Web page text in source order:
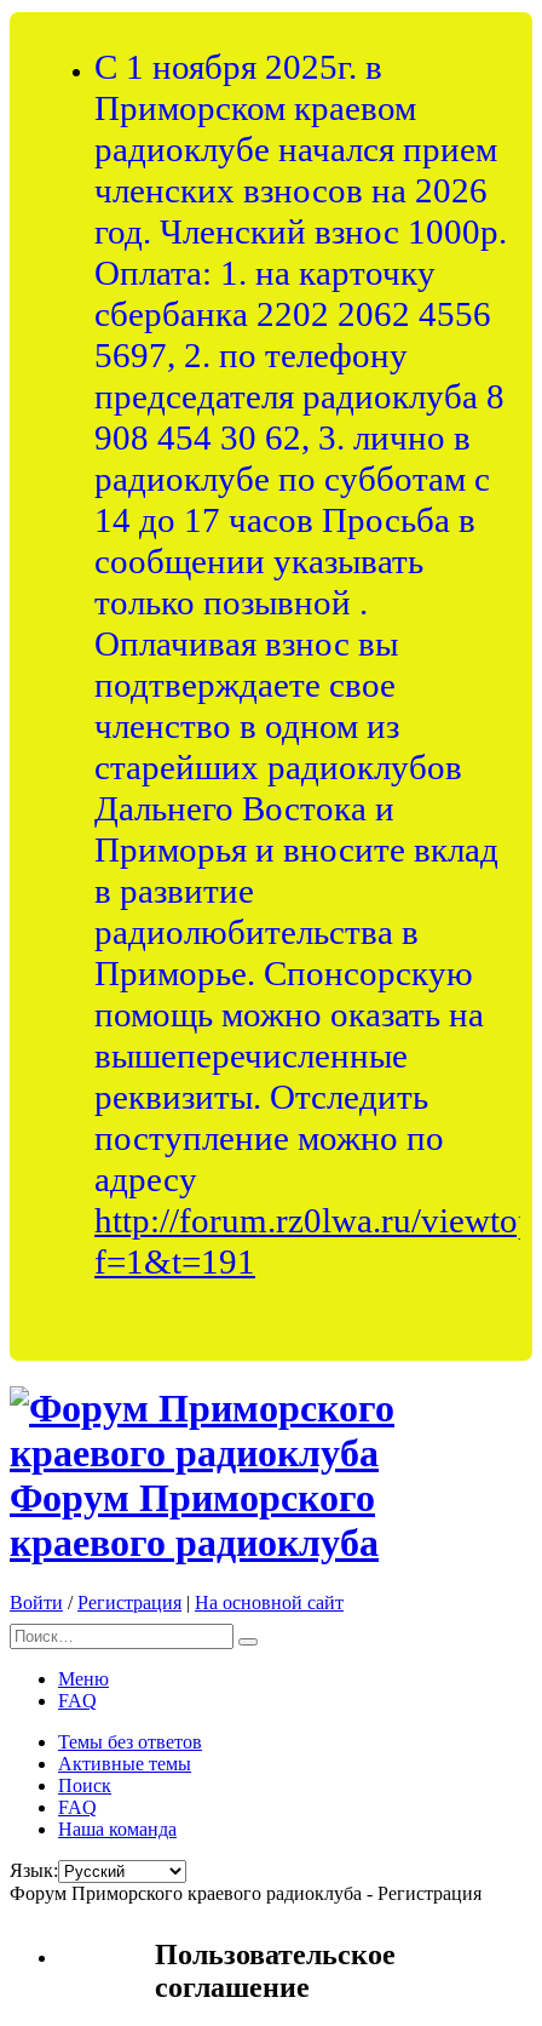
С 1 ноября 2025г. в
Приморском краевом
радиоклубе начался прием
членских взносов на 2026
год. Членский взнос 1000р.
Оплата: 1. на карточку
сбербанка 2202 2062 4556
5697, 2. по телефону
председателя радиоклуба 8
908 454 30 62, 3. лично в
радиоклубе по субботам с
14 до 17 часов Просьба в
сообщении указывать
только позывной .
Оплачивая взнос вы
подтверждаете свое
членство в одном из
старейших радиоклубов
Дальнего Востока и
Приморья и вносите вклад
в развитие
радиолюбительства в
Приморье. Спонсорскую
помощь можно оказать на
вышеперечисленные
реквизиты. Отследить
поступление можно по
адресу
http://forum.rz0lwa.ru/
f=1&t=191
Форум Приморского
краевого радиоклуба
Войти /Регистрация | На основной сайт
Меню
FAQ
Темы без ответов
Активные темы
Поиск
FAQ
Наша команда
Язык:
Форум Приморского краевого радиоклуба - Регистрация
Пользовательское
соглашение